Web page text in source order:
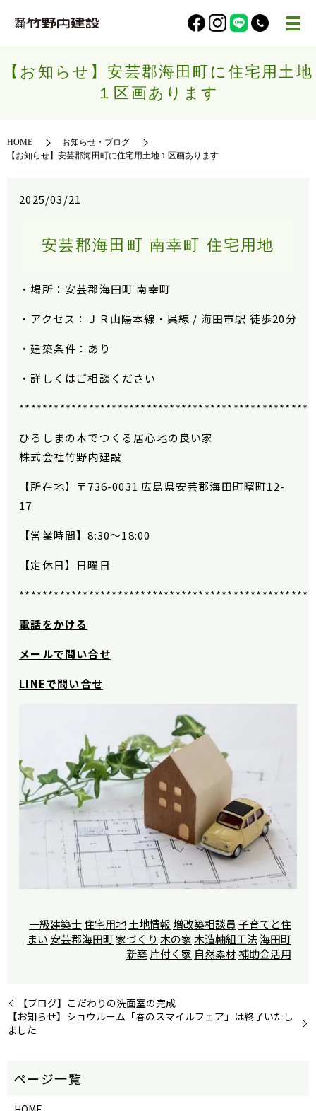
【お知らせ】安芸郡海田町に住宅用土地
１区画あります
HOME
お知らせ・ブログ
【お知らせ】安芸郡海田町に住宅用土地１区画あります
2025/03/21
安芸郡海田町 南幸町 住宅用地
・場所：安芸郡海田町 南幸町
・アクセス：ＪＲ山陽本線・呉線 / 海田市駅 徒歩20分
・建築条件：あり
・詳しくはご相談ください
ひろしまの木でつくる居心地の良い家
株式会社竹野内建設
【所在地】〒 736-0031 広島県安芸郡海田町曙町12-
17
【営業時間】8:30〜18:00
【定休日】日曜日
電話をかける
メールで問い合せ
LINEで問い合せ
一級建築士住宅用地土地情報 増改築相談員 子育てと住
まい安芸郡海田町家づくり 木の家木造軸組工法海田町
新築片付く家 自然素材補助金活用
【ブログ】こだわりの洗面室の完成
【お知らせ】ショウルーム「春のスマイルフェア」は終了いたし
ました